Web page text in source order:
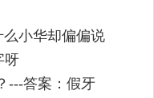
么小华却偏偏说
呀
---答案：假牙